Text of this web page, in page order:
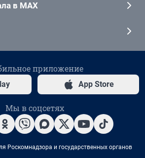
в MAX
приложение
App Store
Мы в соцсетях
Роскомнадзора и государственных органов